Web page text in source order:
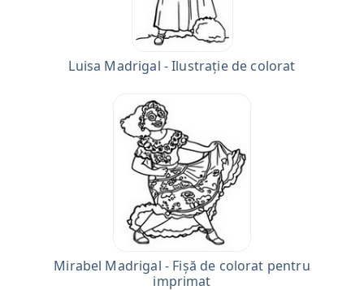
Luisa Madrigal - Ilustrație de colorat
Mirabel Madrigal - Fișă de colorat pentru
imprimat